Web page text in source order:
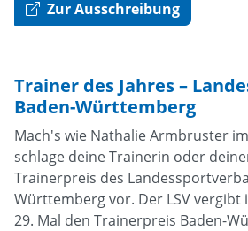
Zur Ausschreibung
Trainer des Jahres –
Baden-Württemberg
Mach's wie Nathalie Armbruster
schlage deine Trainerin oder
Trainerpreis des
Württemberg vor. Der LSV vergibt
29. Mal den Trainerpreis Baden-